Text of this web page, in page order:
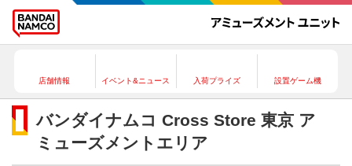
店舗情報 イベント&ニュース 入荷プライズ 設置ゲーム機
バンダイナムコ Cross Store 東京 ア
ミューズメントエリア